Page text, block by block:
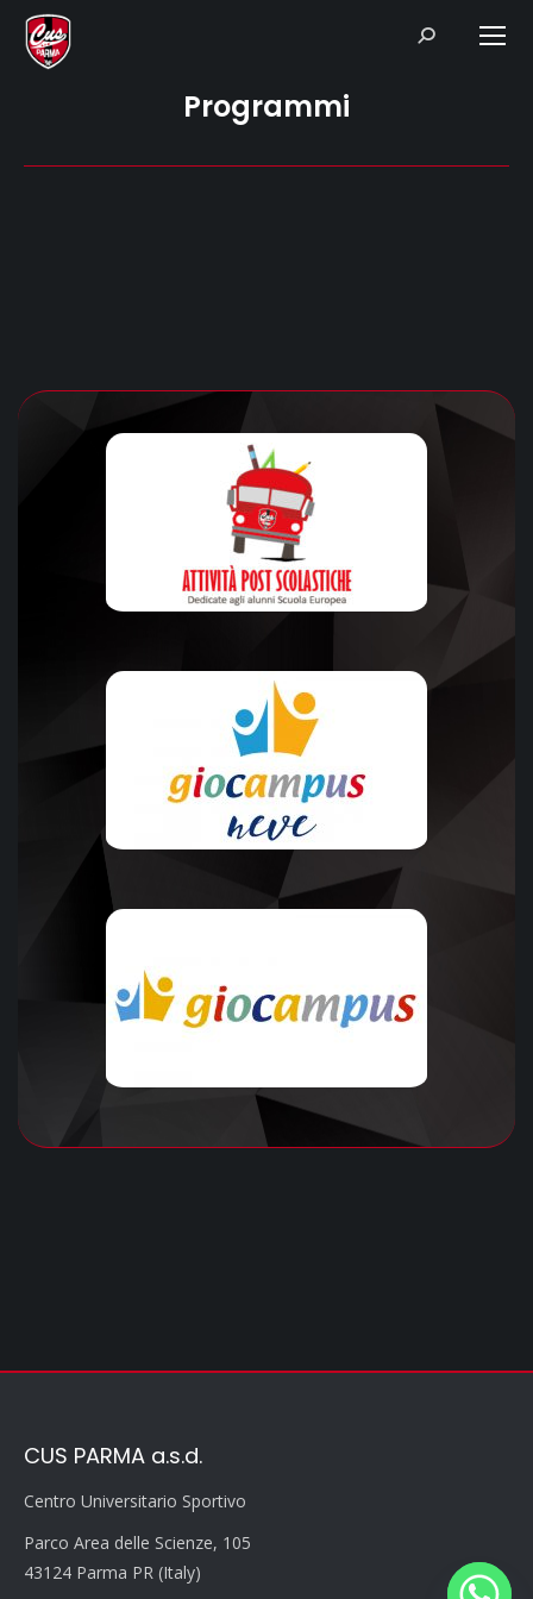
Search:
Programmi
CUS PARMA a.s.d.
Centro Universitario Sportivo
Parco Area delle Scienze, 105
43124 Parma PR (Italy)